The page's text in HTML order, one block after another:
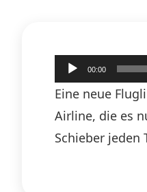
Audio-
Player
00:00
Eine neue
Airline, die es
Schieber jeden